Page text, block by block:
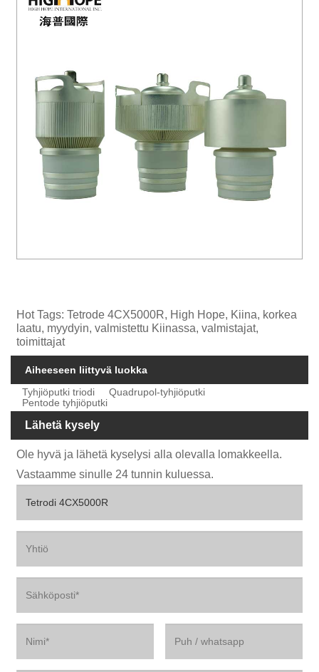
Hot Tags: Tetrode 4CX5000R, High Hope, Kiina, korkea
laatu, myydyin, valmistettu Kiinassa, valmistajat,
toimittajat
Aiheeseen liittyvä luokka
Tyhjiöputki triodi
Quadrupol-tyhjiöputki
Pentode tyhjiöputki
Lähetä kysely
Ole hyvä ja lähetä kyselysi alla olevalla lomakkeella.
Vastaamme sinulle 24 tunnin kuluessa.